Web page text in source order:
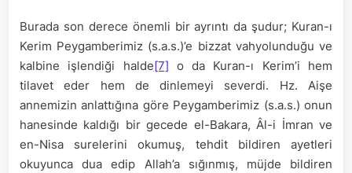
Burada son derece önemli bir ayrıntı da şudur; Kuran-ı
Kerim Peygamberimiz (s.a.s.)’e bizzat vahyolunduğu ve
kalbine işlendiği halde[7] o da Kuran-ı Kerim’i hem
tilavet eder hem de dinlemeyi severdi. Hz. Aişe
annemizin anlattığına göre Peygamberimiz (s.a.s.) onun
hanesinde kaldığı bir gecede el-Bakara, Âl-i İmran ve
en-Nisa surelerini okumuş, tehdit bildiren ayetleri
okuyunca dua edip Allah’a sığınmış, müjde bildiren